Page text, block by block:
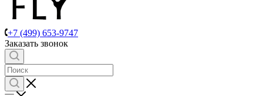
+7 (499) 653-9747
Заказать звонок